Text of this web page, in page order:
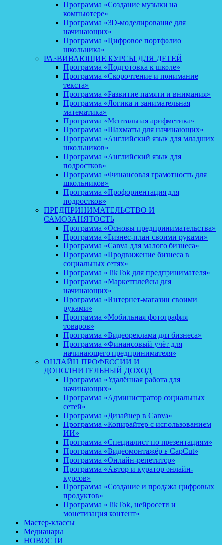
Программа «Создание музыки на
компьютере»
Программа «3D-моделирование для
начинающих»
Программа «Цифровое портфолио
школьника»
РАЗВИВАЮЩИЕ КУРСЫ ДЛЯ ДЕТЕЙ
Программа «Подготовка к школе»
Программа «Скорочтение и понимание
текста»
Программа «Развитие памяти и внимания»
Программа «Логика и занимательная
математика»
Программа «Ментальная арифметика»
Программа «Шахматы для начинающих»
Программа «Английский язык для младших
школьников»
Программа «Английский язык для
подростков»
Программа «Финансовая грамотность для
школьников»
Программа «Профориентация для
подростков»
ПРЕДПРИНИМАТЕЛЬСТВО И
САМОЗАНЯТОСТЬ
Программа «Основы предпринимательства»
Программа «Бизнес-план своими руками»
Программа «Canva для малого бизнеса»
Программа «Продвижение бизнеса в
социальных сетях»
Программа «TikTok для предпринимателя»
Программа «Маркетплейсы для
начинающих»
Программа «Интернет-магазин своими
руками»
Программа «Мобильная фотография
товаров»
Программа «Видеореклама для бизнеса»
Программа «Финансовый учёт для
начинающего предпринимателя»
ОНЛАЙН-ПРОФЕССИИ И
ДОПОЛНИТЕЛЬНЫЙ ДОХОД
Программа «Удалённая работа для
начинающих»
Программа «Администратор социальных
сетей»
Программа «Дизайнер в Canva»
Программа «Копирайтер с использованием
ИИ»
Программа «Специалист по презентациям»
Программа «Видеомонтажёр в CapCut»
Программа «Онлайн-репетитор»
Программа «Автор и куратор онлайн-
курсов»
Программа «Создание и продажа цифровых
продуктов»
Программа «TikTok, нейросети и
монетизация контент»
Мастер-классы
Медианары
НОВОСТИ